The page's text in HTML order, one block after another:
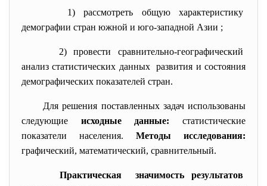
1) рассмотреть общую характеристику
демографии стран южной и юго-западной Азии ;
2) провести сравнительно-географический
анализ статистических данных развития и состояния
демографических показателей стран.
Для решения поставленных задач использованы
следующие исходные данные: статистические
показатели населения. Методы исследования:
графический, математический, сравнительный.
Практическая значимость результатов